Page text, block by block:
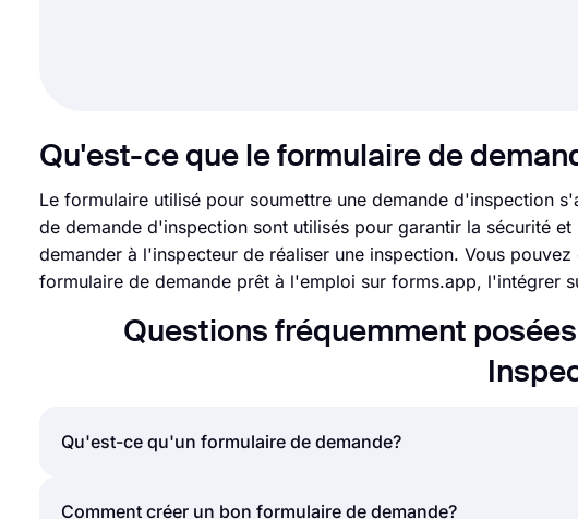
Qu'est-ce que le formulaire de
Le formulaire utilisé pour soumettre une demande d'inspection
de demande d'inspection sont utilisés pour garantir la sécurité
demander à l'inspecteur de réaliser une inspection. Vous
formulaire de demande prêt à l'emploi sur forms.app, l'intégrer
Questions fréquemment
Qu'est-ce qu'un formulaire de demande?
Un formulaire de demande est un document utilisé pour
Comment créer un bon formulaire de demande?